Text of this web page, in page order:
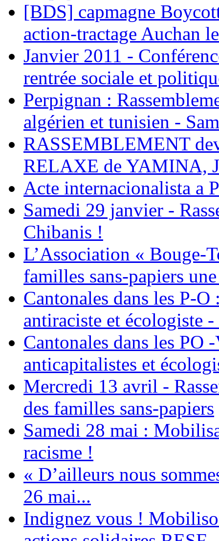
[BDS] capmagne
action-tractage Auchan
Janvier 2011 -
rentrée sociale et
Perpignan :
algérien et tunisien -
RASSEMBLEMENT
RELAXE de YAMINA,
Acte internacionalista a
Samedi 29 janvier -
Chibanis !
L’Association « Bouge-
familles sans-papiers
Cantonales dans les P-
antiraciste et écologiste
Cantonales dans les PO
anticapitalistes et
Mercredi 13 avril -
des familles sans-papiers
Samedi 28 mai :
racisme !
« D’ailleurs nous
26 mai...
Indignez vous !